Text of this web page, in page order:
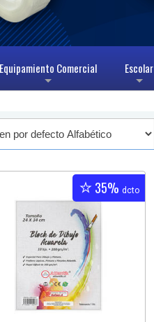
+
Equipamiento Comercial
+
Escolar
35% dcto